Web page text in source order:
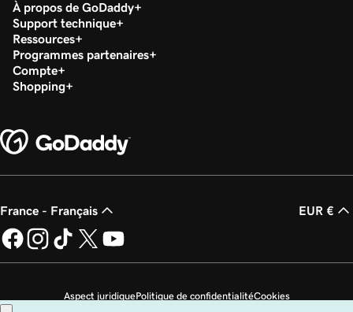
À propos de GoDaddy
Support technique
Ressources
Programmes partenaires
Compte
Shopping
France - Français EUR €
Aspect juridiquePolitique de confidentialitéCookies